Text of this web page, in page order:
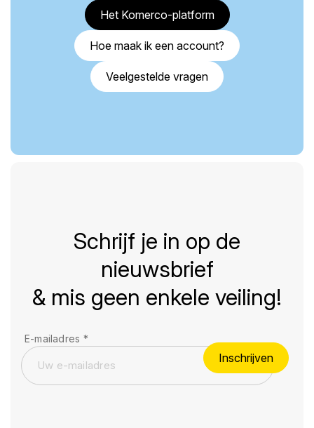
Het Komerco-platform
Hoe maak ik een account?
Veelgestelde vragen
Schrijf je in op de
nieuwsbrief
& mis geen enkele veiling!
E-mailadres *
Inschrijven